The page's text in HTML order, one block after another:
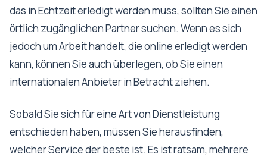
das in Echtzeit erledigt werden muss, sollten Sie einen
örtlich zugänglichen Partner suchen. Wenn es sich
jedoch um Arbeit handelt, die online erledigt werden
kann, können Sie auch überlegen, ob Sie einen
internationalen Anbieter in Betracht ziehen.
Sobald Sie sich für eine Art von Dienstleistung
entschieden haben, müssen Sie herausfinden,
welcher Service der beste ist. Es ist ratsam, mehrere